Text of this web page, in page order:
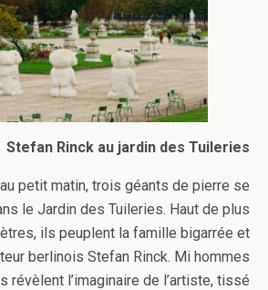
Stefan Rinck au jardin des Tuileries
petit matin, trois géants de pierre se
le Jardin des Tuileries. Haut de plus
ils peuplent la famille bigarrée et
berlinois Stefan Rinck. Mi hommes
révèlent l’imaginaire de l’artiste, tissé